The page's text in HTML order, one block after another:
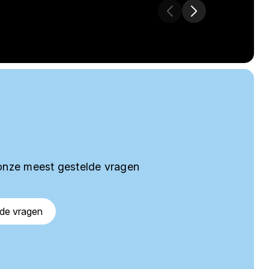
meest gestelde vragen
vragen